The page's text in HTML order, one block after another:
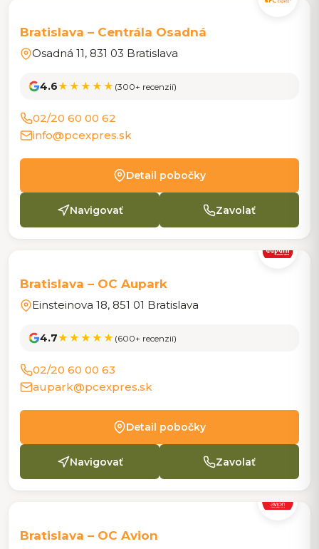
Bratislava – Centrála Osadná
Osadná 11, 831 03 Bratislava
4.6★★★★★ (300+ recenzií)
02/20 60 00 62
info@pcexpres.sk
Detail pobočky
Navigovať Zavolať
Bratislava – OC Aupark
Einsteinova 18, 851 01 Bratislava
4.7★★★★★ (600+ recenzií)
02/20 60 00 63
aupark@pcexpres.sk
Detail pobočky
Navigovať Zavolať
Bratislava – OC Avion